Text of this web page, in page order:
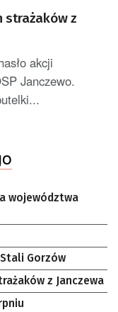
strażaków z
akcji
Janczewo.
województwa
Gorzów
z Janczewa